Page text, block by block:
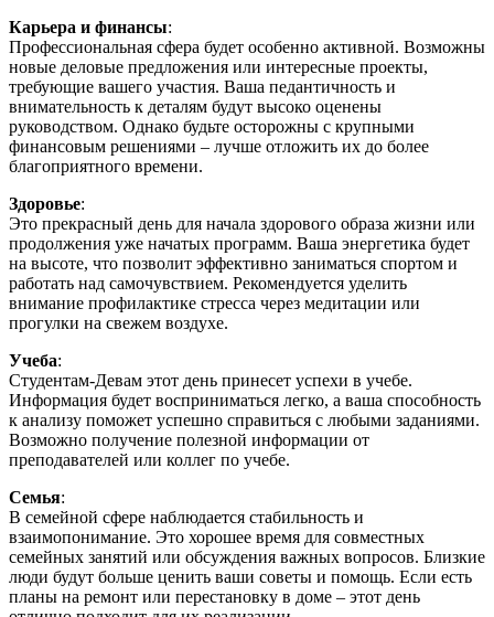
Карьера и финансы:
Профессиональная сфера будет особенно активной. Возможны
новые деловые предложения или интересные проекты,
требующие вашего участия. Ваша педантичность и
внимательность к деталям будут высоко оценены
руководством. Однако будьте осторожны с крупными
финансовым решениями – лучше отложить их до более
благоприятного времени.
Здоровье:
Это прекрасный день для начала здорового образа жизни или
продолжения уже начатых программ. Ваша энергетика будет
на высоте, что позволит эффективно заниматься спортом и
работать над самочувствием. Рекомендуется уделить
внимание профилактике стресса через медитации или
прогулки на свежем воздухе.
Учеба:
Студентам-Девам этот день принесет успехи в учебе.
Информация будет восприниматься легко, а ваша способность
к анализу поможет успешно справиться с любыми заданиями.
Возможно получение полезной информации от
преподавателей или коллег по учебе.
Семья:
В семейной сфере наблюдается стабильность и
взаимопонимание. Это хорошее время для совместных
семейных занятий или обсуждения важных вопросов. Близкие
люди будут больше ценить ваши советы и помощь. Если есть
планы на ремонт или перестановку в доме – этот день